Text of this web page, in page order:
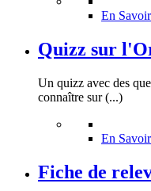
En
Quizz sur
Un quizz avec des
connaître sur (...)
En
Fiche de